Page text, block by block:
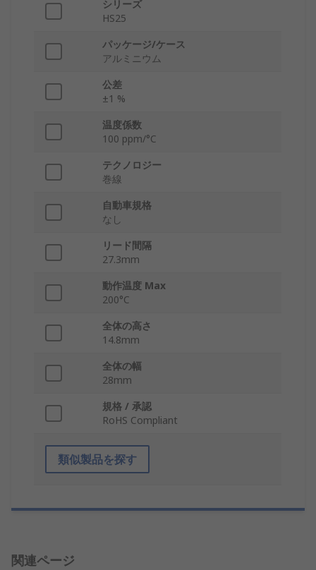
シリーズ
HS25
パッケージ/ケース
アルミニウム
公差
±1 %
温度係数
100 ppm/°C
テクノロジー
巻線
自動車規格
なし
リード間隔
27.3mm
動作温度 Max
200°C
全体の高さ
14.8mm
全体の幅
28mm
規格 / 承認
RoHS Compliant
類似製品を探す
関連ページ